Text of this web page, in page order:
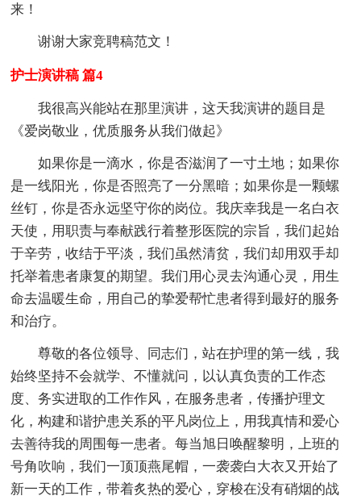
来！
谢谢大家竞聘稿范文！
护士演讲稿 篇4
我很高兴能站在那里演讲，这天我演讲的题目是
《爱岗敬业，优质服务从我们做起》
如果你是一滴水，你是否滋润了一寸土地；如果你
是一线阳光，你是否照亮了一分黑暗；如果你是一颗螺
丝钉，你是否永远坚守你的岗位。我庆幸我是一名白衣
天使，用职责与奉献践行着整形医院的宗旨，我们起始
于辛劳，收结于平淡，我们虽然清贫，我们却用双手却
托举着患者康复的期望。我们用心灵去沟通心灵，用生
命去温暖生命，用自己的挚爱帮忙患者得到最好的服务
和治疗。
尊敬的各位领导、同志们，站在护理的第一线，我
始终坚持不会就学、不懂就问，以认真负责的工作态
度、务实进取的工作作风，在服务患者，传播护理文
化，构建和谐护患关系的平凡岗位上，用我真情和爱心
去善待我的周围每一患者。每当旭日唤醒黎明，上班的
号角吹响，我们一顶顶燕尾帽，一袭袭白大衣又开始了
新一天的工作，带着炙热的爱心，穿梭在没有硝烟的战